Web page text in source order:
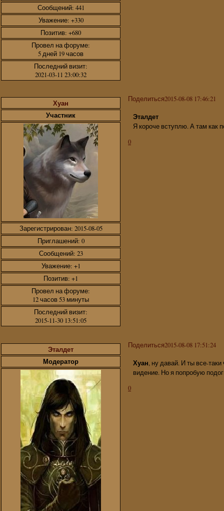
Сообщений: 441
Уважение: +330
Позитив: +680
Провел на форуме:
5 дней 19 часов
Последний визит:
2021-03-11 23:00:32
Поделиться2015-08-08 17:46:21
Хуан
Участник
Зарегистрирован: 2015-08-05
Приглашений: 0
Сообщений: 23
Уважение: +1
Позитив: +1
Провел на форуме:
12 часов 53 минуты
Последний визит:
2015-11-30 13:51:05
Эталдет
Я короче вступлю. А там как
0
Поделиться2015-08-08 17:51:24
Эталдет
Модератор Хуан, ну давай. И ты все-
видение. Но я попробую
0